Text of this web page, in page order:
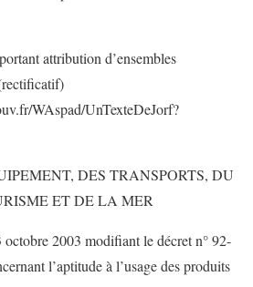
attribution d’ensembles
WAspad/UnTexteDeJorf?
DES TRANSPORTS, DU
ET DE LA MER
2003 modifiant le décret n° 92-
l’aptitude à l’usage des produits